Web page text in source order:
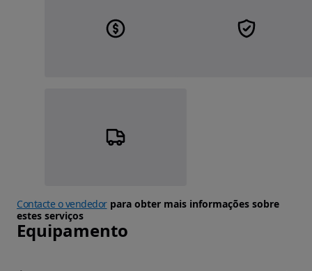
Contacte o vendedorpara obter mais informações sobre
estes serviços
Equipamento